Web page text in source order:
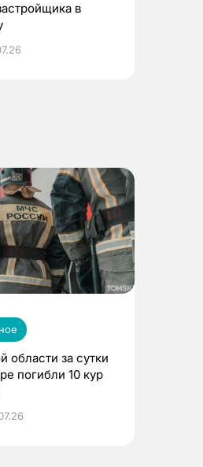
в
области за сутки
погибли 10 кур